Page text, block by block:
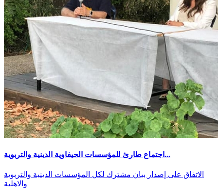
اجتماع طارئ للمؤسسات الحيفاوية الدينية والتربوية...
الاتفاق على إصدار بيان مشترك لكل المؤسسات الدينية والتربوية
والاهلية